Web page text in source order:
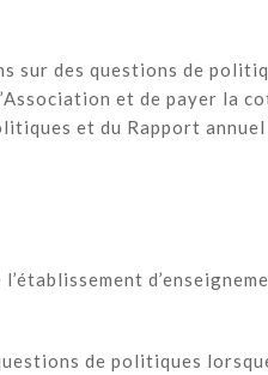
sur des questions de
et de payer la
et du Rapport
de politiques